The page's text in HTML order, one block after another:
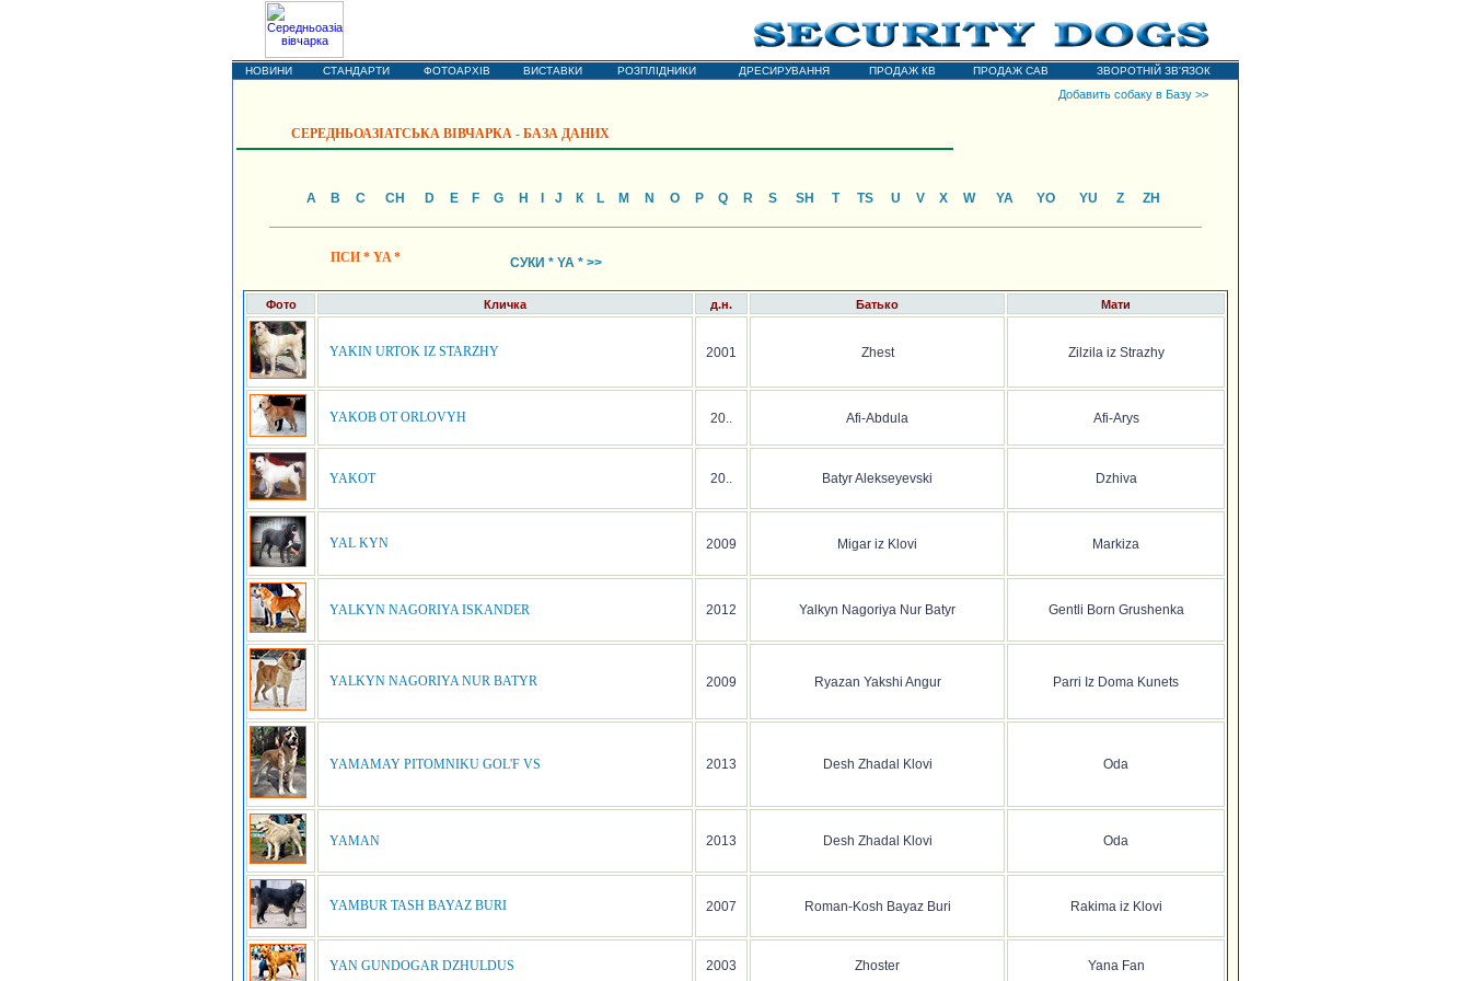
НОВИНИ СТАНДАРТИ ФОТОАРХІВ ВИСТАВКИ РОЗПЛІДНИКИ ДРЕСИРУВАННЯ ПРОДАЖ КВ ПРОДАЖ САВ ЗВОРОТНІЙ ЗВ'ЯЗОК
Добавить собаку в Базу >>
СЕРЕДНЬОАЗІАТСЬКА ВІВЧАРКА - БАЗА ДАНИХ
А B C CH D E F G H J К L М N О P Q R S SH Т TS U V X W YA YO YU Z ZH
ПСИ * YA * СУКИ * YA * >>
Фото Кличка д.н. Батько Мати
YAKIN URTOK IZ STARZHY 2001 Zhest Zilzila iz Strazhy
YAKOB OT ORLOVYH 20.. Afi-Abdula Afi-Arys
YAKOT 20.. Batyr Alekseyevski Dzhiva
YAL KYN 2009 Migar iz Klovi Markiza
YALKYN NAGORIYA ISKANDER 2012 Yalkyn Nagoriya Nur Batyr Gentli Born Grushenka
YALKYN NAGORIYA NUR BATYR 2009 Ryazan Yakshi Angur Parri Iz Doma Kunets
YAMAMAY PITOMNIKU GOL'F VS 2013 Desh Zhadal Klovi Oda
YAMAN 2013 Desh Zhadal Klovi Oda
YAMBUR TASH BAYAZ BURI 2007 Roman-Kosh Bayaz Buri Rakima iz Klovi
YAN GUNDOGAR DZHULDUS 2003 Zhoster Yana Fan